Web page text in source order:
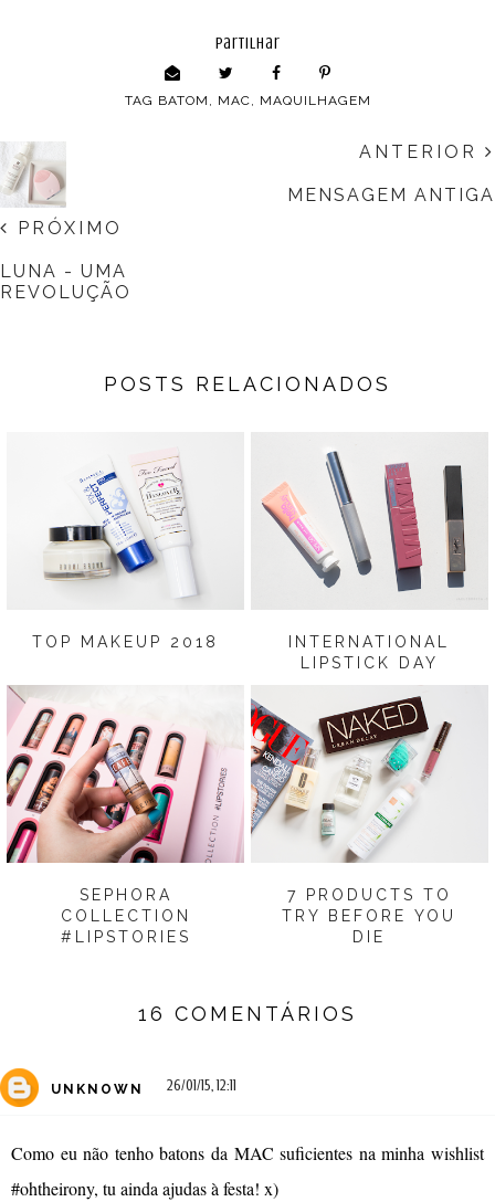
partilhar
TAG BATOM MAC MAQUILHAGEM
ANTERIOR
MENSAGEM ANTIGA
PRÓXIMO
LUNA - UMA
REVOLUÇÃO
POSTS RELACIONADOS
TOP MAKEUP 2018
INTERNATIONAL
LIPSTICK DAY
SEPHORA
COLLECTION
#LIPSTORIES
7 PRODUCTS TO
TRY BEFORE YOU
DIE
16 COMENTÁRIOS
UNKNOWN 26/01/15, 12:11
Como eu não tenho batons da MAC suficientes na minha wishlist
#ohtheirony, tu ainda ajudas à festa! x)